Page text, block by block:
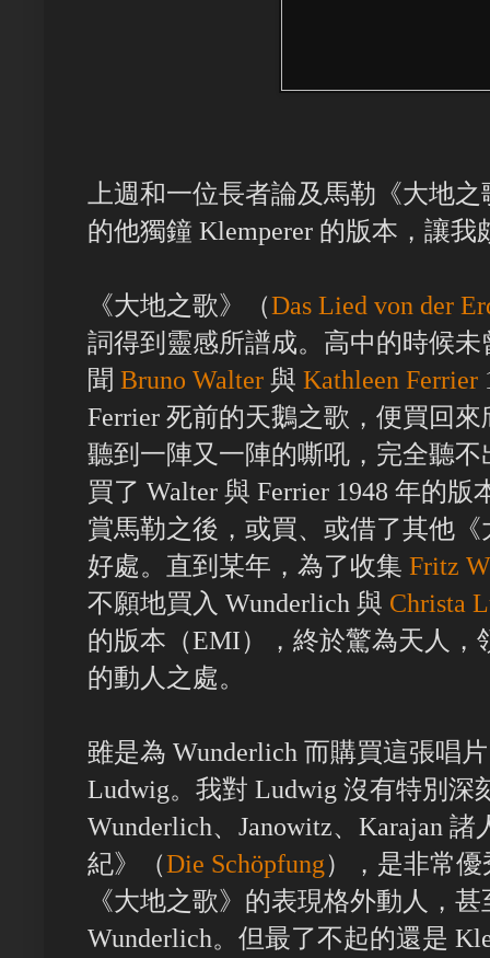
上週和一位長者論及馬勒《大地
的他獨鐘 Klemperer 的版本，讓
《大地之歌》（Das Lied von der
詞得到靈感所譜成。高中的時候
聞 Bruno Walter 與 Kathleen Ferrier
Ferrier 死前的天鵝之歌，便買回
聽到一陣又一陣的嘶吼，完全聽
買了 Walter 與 Ferrier 1948 年的
賞馬勒之後，或買、或借了其他
好處。直到某年，為了收集 Fritz
不願地買入 Wunderlich 與 Christa
的版本（EMI），終於驚為天人
的動人之處。
雖是為 Wunderlich 而購買這張唱
Ludwig。我對 Ludwig 沒有特別深
Wunderlich、Janowitz、Karajan
紀》（Die Schöpfung），是非常
《大地之歌》的表現格外動人，
Wunderlich。但最了不起的還是